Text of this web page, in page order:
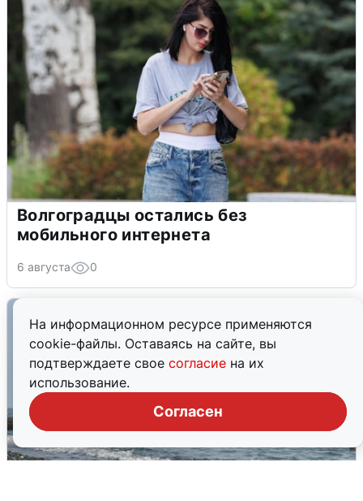
На информационном ресурсе применяются
cookie-файлы. Оставаясь на сайте, вы
подтверждаете свое согласие на их
использование.
Согласен
Волгоградцы остались без
мобильного интернета
6 августа 0